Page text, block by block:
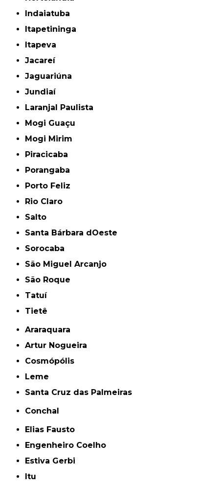
Indaiatuba
Itapetininga
Itapeva
Jacareí
Jaguariúna
Jundiaí
Laranjal Paulista
Mogi Guaçu
Mogi Mirim
Piracicaba
Porangaba
Porto Feliz
Rio Claro
Salto
Santa Bárbara dOeste
Sorocaba
São Miguel Arcanjo
São Roque
Tatuí
Tietê
Araraquara
Artur Nogueira
Cosmópólis
Leme
Santa Cruz das Palmeiras
Conchal
Elias Fausto
Engenheiro Coelho
Estiva Gerbi
Itu